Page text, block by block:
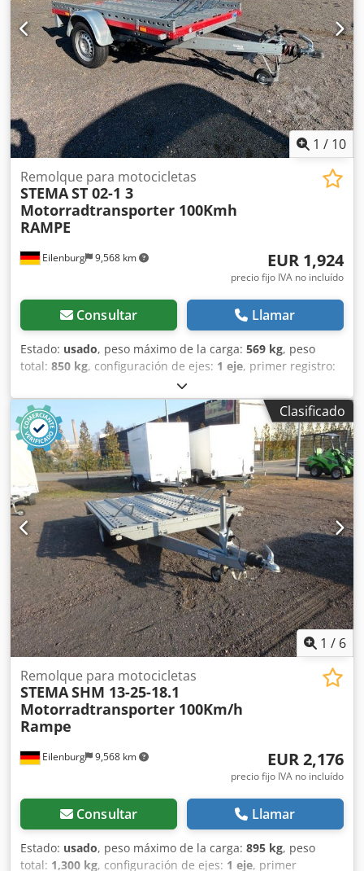
1 / 10
Eilenburg 9,568 km
Remolque para motocicletas
STEMAST 02-1 3
Motorradtransporter 100Kmh
RAMPE
EUR 1,924
precio fijo IVA no incluído
Consultar Llamar
Estado: usado, peso máximo de la carga: 569 kg, peso
total: 850 kg, configuración de ejes: 1 eje, primer registro:
, longitud del espacio de carga:
anchura del espacio de carga:1,275 mm, ancho total:
1,770 mm , altura total: 3,024 mm , A8 GW26 00158 kg,
remolque de plataforma baja, con freno de inercia, 100
km/h, para 3 motocicletas, con barandilla lateral, rampa...
y mucho más. Cjdpeym Ifyofx Amzsrf 580 mm de altura de
carga Errores y venta previa reservados.
Clasificado
1 / 6
Eilenburg 9,568 km
Remolque para motocicletas
STEMASHM 13-25-18.1
Motorradtransporter 100Km/h
Rampe
EUR 2,176
precio fijo IVA no incluído
Consultar Llamar
Estado: usado, peso máximo de la carga: 895 kg, peso
total: 1,300 kg, configuración de ejes: 1 eje, primer